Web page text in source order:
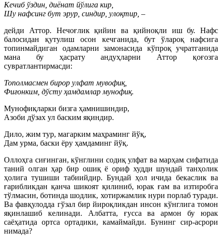
Кечиб ўздин, диёнат йўлига кир,
Шу нафсинг бут эрур, синдир, улоқтир, –
дейди Аттор. Нечоғлик қийин ва қийноқли иш бу. Нафс
балосидан қутулиш осон кечганида, бут ўлароқ нафсига
топинмайдиган одамларни замонасида кўпроқ учратганида
мана бу ҳасрату андуҳларни Аттор қоғозга
сувратлантирмасди:
Тополмасмен бирор улфат мувофиқ,
Фиғонким, дўсту ҳамдамлар мунофиқ.
Мунофиқларки бизга ҳамнишиндир,
Азоби дўзах ул баским яқиндир.
Дило, жим тур, магарким маҳраминг йўқ,
Дам урма, баски ёру ҳамдаминг йўқ.
Оллоҳга сиғинган, кўнглини содиқ улфат ва марҳам сифатида
таний олган ҳар бир ошиқ ё ориф худди шундай танҳолик
ҳолига тушиши табиийдир. Бундай ҳол ичида бекаслик ва
ғарибликдан қанча шикоят қилиниб, юрак ғам ва изтиробга
тўлмасин, ботинда шодлик, хотиржамлик нури порлаб туради.
Ва фавқулодда гўзал бир йироқликдан инсон кўнглига томон
яқинлашиб келинади. Албатта, ғусса ва армон бу юрак
саёҳатида ортса ортадики, камаймайди. Бунинг сир-асрори
нимада?